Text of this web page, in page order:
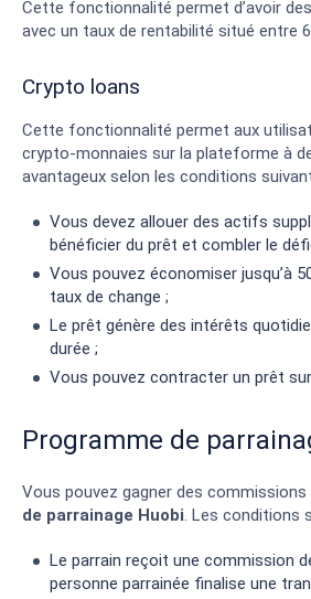
Cette fonctionnalité permet d’avoir
avec un taux de rentabilité situé entre 6
Crypto loans
Cette fonctionnalité permet aux
crypto-monnaies sur la plateforme à
avantageux selon les conditions
Vous devez allouer des actifs
bénéficier du prêt et combler le
Vous pouvez économiser jusqu’à
taux de change ;
Le prêt génère des intérêts
durée ;
Vous pouvez contracter un prêt
Programme de
Vous pouvez gagner des commissions
de parrainage Huobi. Les conditions
Le parrain reçoit une commission
personne parrainée finalise une